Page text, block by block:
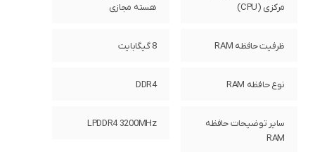
مرکزی (CPU)
هسته مجازی
ظرفیت حافظه RAM 8 گیگابایت
نوع حافظه RAM DDR4
سایر توضیحات حافظه
RAM
LPDDR4 3200MHz